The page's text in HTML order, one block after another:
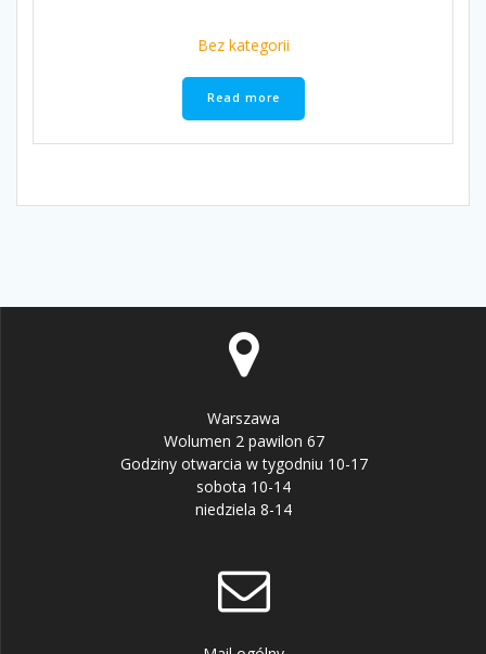
Bez kategorii
Read more
Warszawa
Wolumen 2 pawilon 67
Godziny otwarcia w tygodniu 10-17
sobota 10-14
niedziela 8-14